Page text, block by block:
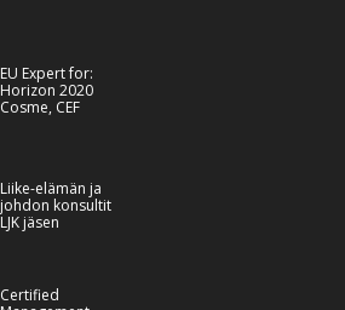
EU Expert for:
Horizon 2020
Cosme, CEF
Liike-elämän ja
johdon konsultit
LJK jäsen
Certified